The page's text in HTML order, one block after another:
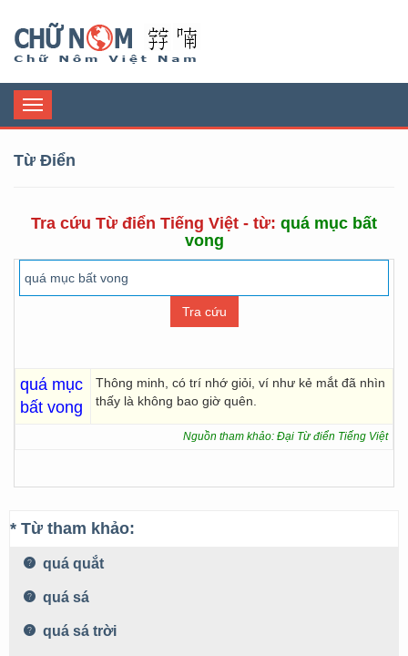
Toggle
navigation
Từ Điển
Tra cứu Từ điển Tiếng Việt - từ: quá mục bất
vong
quá mục
bất vong
Thông minh, có trí nhớ giỏi, ví như kẻ mắt đã nhìn
thấy là không bao giờ quên.
Nguồn tham khảo: Đại Từ điển Tiếng Việt
* Từ tham khảo:
quá quắt
quá sá
quá sá trời